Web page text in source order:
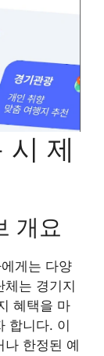
시 제
개요
게는 다양
체는 경기지
혜택을 마
합니다. 이
나 한정된 예